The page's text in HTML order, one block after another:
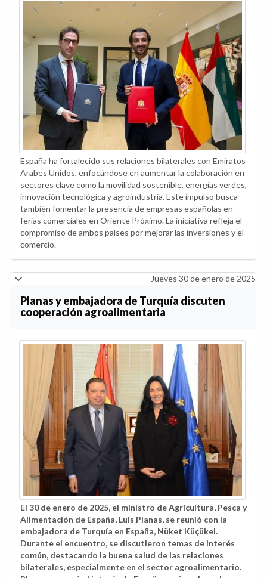
España ha fortalecido sus relaciones bilaterales con Emiratos
Árabes Unidos, enfocándose en aumentar la colaboración en
sectores clave como la movilidad sostenible, energías verdes,
innovación tecnológica y agroindustria. Este impulso busca
también fomentar la presencia de empresas españolas en
ferias comerciales en Oriente Próximo. La iniciativa refleja el
compromiso de ambos países por mejorar las inversiones y el
comercio.
Jueves 30 de enero de 2025
Planas y embajadora de Turquía discuten
cooperación agroalimentaria
El 30 de enero de 2025, el ministro de Agricultura, Pesca y
Alimentación de España, Luis Planas, se reunió con la
embajadora de Turquía en España, Nüket Küçükel.
Durante el encuentro, se discutieron temas de interés
común, destacando la buena salud de las relaciones
bilaterales, especialmente en el sector agroalimentario.